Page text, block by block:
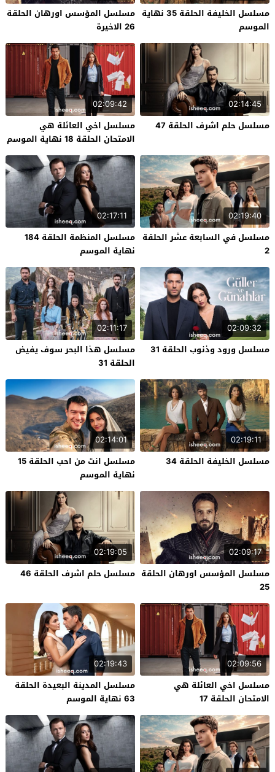
مسلسل الخليفة الحلقة 35 نهاية
الموسم
مسلسل المؤسس اورهان الحلقة
26 الاخيرة
02:14:45
مسلسل حلم اشرف الحلقة 47
02:09:42
مسلسل اخي العائلة هي
الامتحان الحلقة 18 نهاية الموسم
02:19:40
مسلسل في السابعة عشر الحلقة
2
02:17:11
مسلسل المنظمة الحلقة 184
نهاية الموسم
02:09:32
مسلسل ورود وذنوب الحلقة 31
02:11:17
مسلسل هذا البحر سوف يفيض
الحلقة 31
02:19:11
مسلسل الخليفة الحلقة 34
02:14:01
مسلسل انت من احب الحلقة 15
نهاية الموسم
02:09:17
مسلسل المؤسس اورهان الحلقة
25
02:19:05
مسلسل حلم اشرف الحلقة 46
02:09:56
مسلسل اخي العائلة هي
الامتحان الحلقة 17
02:19:43
مسلسل المدينة البعيدة الحلقة
63 نهاية الموسم